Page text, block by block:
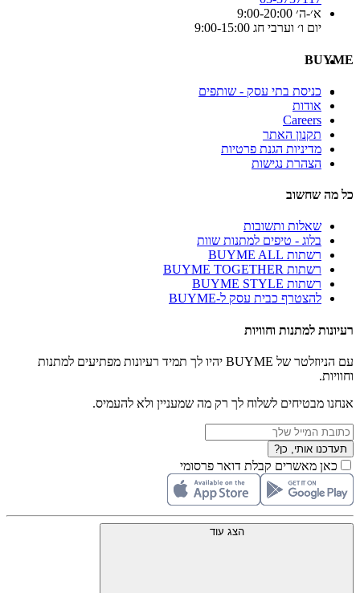
א׳-ה׳ 9:00-20:00
יום ו׳ וערבי חג 9:00-15:00
BUYME
כניסת בתי עסק - שותפים
אודות
Careers
תקנון האתר
מדיניות הגנת פרטיות
הצהרת נגישות
כל מה שחשוב
שאלות ותשובות
בלוג - טיפים למתנות שוות
רשתות BUYME ALL
רשתות BUYME TOGETHER
רשתות BUYME STYLE
להצטרף כבית עסק ל-BUYME
רעיונות למתנות וחוויות
עם הניוזלטר של BUYME יהיו לך תמיד רעיונות מפתיעים למתנות
וחוויות.
אנחנו מבטיחים לשלוח לך רק מה שמעניין ולא להעמיס.
תעדכנו אותי, כן?
כאן מאשרים קבלת דואר פרסומי
הצג עוד